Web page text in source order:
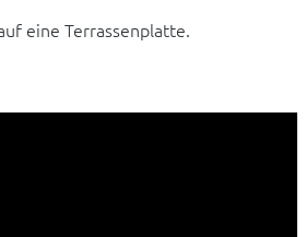
eine Terrassenplatte.